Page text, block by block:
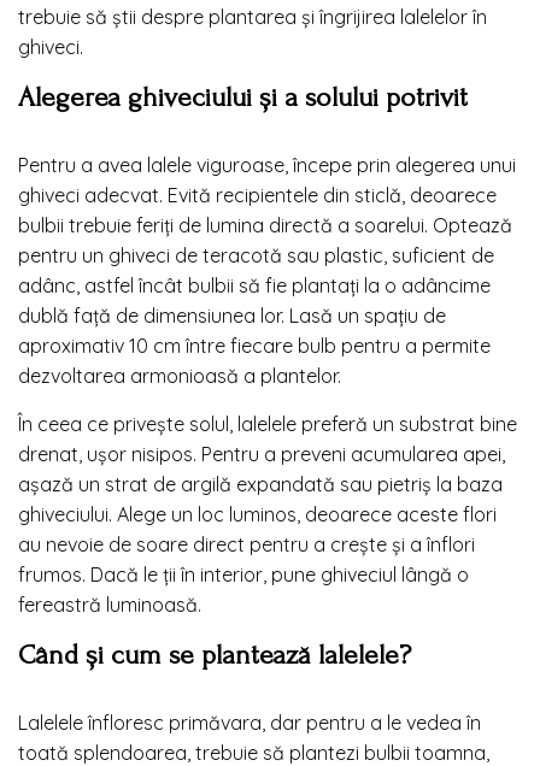
trebuie să știi despre plantarea și îngrijirea lalelelor în
ghiveci.
Alegerea ghiveciului și a solului potrivit
Pentru a avea lalele viguroase, începe prin alegerea unui
ghiveci adecvat. Evită recipientele din sticlă, deoarece
bulbii trebuie feriți de lumina directă a soarelui. Optează
pentru un ghiveci de teracotă sau plastic, suficient de
adânc, astfel încât bulbii să fie plantați la o adâncime
dublă față de dimensiunea lor. Lasă un spațiu de
aproximativ 10 cm între fiecare bulb pentru a permite
dezvoltarea armonioasă a plantelor.
În ceea ce privește solul, lalelele preferă un substrat bine
drenat, ușor nisipos. Pentru a preveni acumularea apei,
așază un strat de argilă expandată sau pietriș la baza
ghiveciului. Alege un loc luminos, deoarece aceste flori
au nevoie de soare direct pentru a crește și a înflori
frumos. Dacă le ții în interior, pune ghiveciul lângă o
fereastră luminoasă.
Când și cum se plantează lalelele?
Lalelele înfloresc primăvara, dar pentru a le vedea în
toată splendoarea, trebuie să plantezi bulbii toamna,